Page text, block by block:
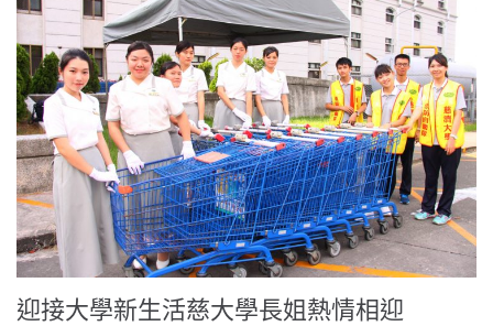
迎接大學新生活慈大學長姐熱情相迎